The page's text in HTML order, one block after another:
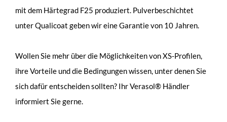
mit dem Härtegrad F25 produziert. Pulverbeschichtet
unter Qualicoat geben wir eine Garantie von 10 Jahren.
Wollen Sie mehr über die Möglichkeiten von XS-Profilen,
ihre Vorteile und die Bedingungen wissen, unter denen Sie
sich dafür entscheiden sollten? Ihr Verasol® Händler
informiert Sie gerne.